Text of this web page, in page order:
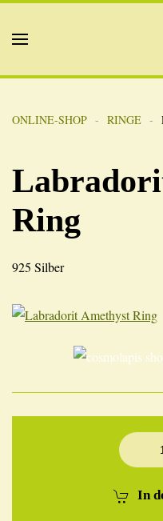
ONLINE-SHOP RINGE
Ring
925 Silber
In